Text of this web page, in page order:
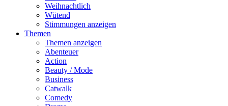
Weihnachtlich
Wütend
Stimmungen anzeigen
Themen
Themen anzeigen
Abenteuer
Action
Beauty / Mode
Business
Catwalk
Comedy